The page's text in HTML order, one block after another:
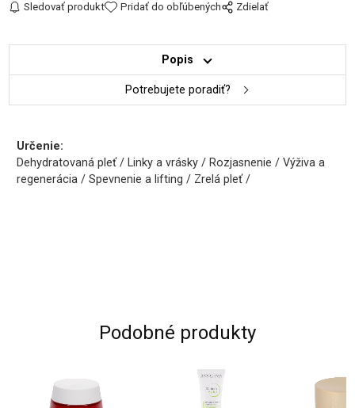
Sledovať produkt Pridať do obľúbených Zdielať
Popis
Potrebujete poradiť?
Určenie:
Dehydratovaná pleť / Linky a vrásky / Rozjasnenie / Výživa a
regenerácia / Spevnenie a lifting / Zrelá pleť /
Podobné produkty